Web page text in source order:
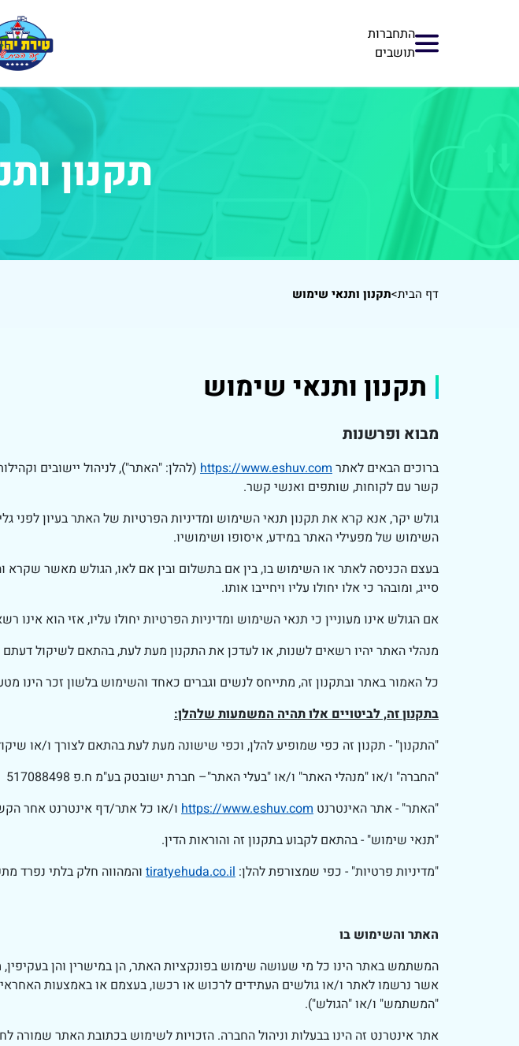
התחברות
תושבים
תקנון
דף הבית>תקנון ותנאי שימוש
תקנון ותנאי שימוש
מבוא ופרשנות
ברוכים הבאים לאתרhttps://www.eshuv.com (להלן: "האתר"), לניהול יישובים
קשר עם לקוחות, שותפים ואנשי קשר.
גולש יקר, אנא קרא את תקנון תנאי השימוש ומדיניות הפרטיות של האתר בעיון לפני
השימוש של מפעילי האתר במידע, איסופו ושימושיו.
בעצם הכניסה לאתר או השימוש בו, בין אם בתשלום ובין אם לאו, הגולש מאשר שקרא
סייג, ומובהר כי אלו יחולו עליו ויחייבו אותו.
אם הגולש אינו מעוניין כי תנאי השימוש ומדיניות הפרטיות יחולו עליו, אזי הוא
מנהלי האתר יהיו רשאים לשנות, או לעדכן את התקנון מעת לעת, בהתאם לשיקול
כל האמור באתר ובתקנון זה, מתייחס לנשים וגברים כאחד והשימוש בלשון זכר הינו
בתקנון זה, לביטויים אלו תהיה המשמעות שלהלן:
"התקנון" - תקנון זה כפי שמופיע להלן, וכפי שישונה מעת לעת בהתאם לצורך ו/או
"החברה" ו/או "מנהלי האתר" ו/או "בעלי האתר"– חברת ישובטק בע"מ ח.פ 517088498
"האתר" - אתר האינטרנט https://www.eshuv.com ו/או כל אתר/דף אינטרנט אחר
"תנאי שימוש" - בהתאם לקבוע בתקנון זה והוראות הדין.
"מדיניות פרטיות" - כפי שמצורפת להלן: tiratyehuda.co.il והמהווה חלק בלתי נפרד
האתר והשימוש בו
המשתמש באתר הינו כל מי שעושה שימוש בפונקציות האתר, הן במישרין והן
אשר נרשמו לאתר ו/או גולשים העתידים לרכוש או רכשו, בעצמם או באמצעות
"המשתמש" ו/או "הגולש").
אתר אינטרנט זה הינו בבעלות וניהול החברה. הזכויות לשימוש בכתובת האתר שמורה